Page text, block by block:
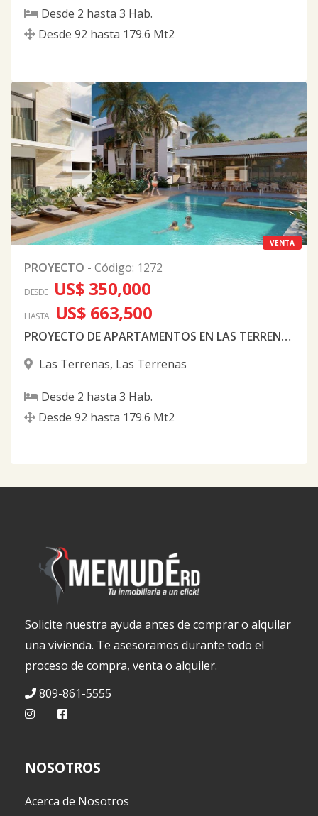
Desde 2 hasta 3 Hab.
Desde 92 hasta 179.6 Mt2
VENTA
PROYECTO - Código: 1272
DESDE US$ 350,000
HASTA US$ 663,500
PROYECTO DE APARTAMENTOS EN LAS TERRENAS
Las Terrenas, Las Terrenas
Desde 2 hasta 3 Hab.
Desde 92 hasta 179.6 Mt2
Solicite nuestra ayuda antes de comprar o alquilar
una vivienda. Te asesoramos durante todo el
proceso de compra, venta o alquiler.
809-861-5555
NOSOTROS
Acerca de Nosotros